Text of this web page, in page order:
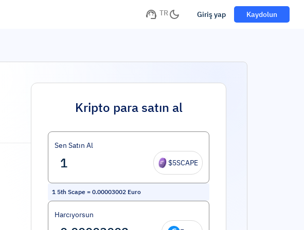
TR Giriş yap Kaydolun
Kripto para satın al
Sen Satın Al
$5SCAPE
1 5th Scape = 0.00003002 Euro
Harcıyorsun